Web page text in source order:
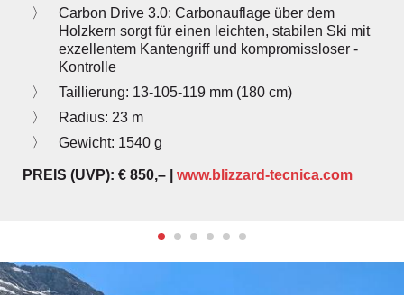
Carbon Drive 3.0: Carbonauflage über dem
Holzkern sorgt für einen leichten, stabilen Ski mit
exzellentem Kantengriff und kompromissloser ­
Kontrolle
Taillierung: 13-105-119 mm (180 cm)
Radius: 23 m
Gewicht: 1540 g
PREIS (UVP): € 850,– | www.blizzard-tecnica.com